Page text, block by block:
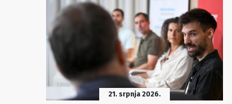
21. srpnja 2026.